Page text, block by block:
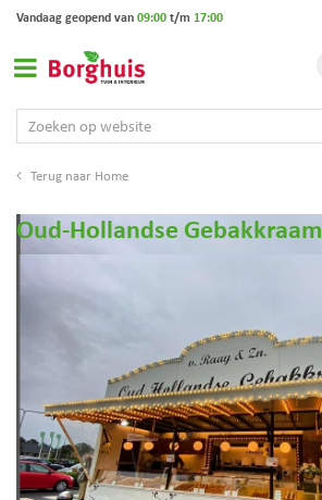
Home
Vandaag geopend van09:00t/m 17:00
Oud-Hollandse Gebakkraam